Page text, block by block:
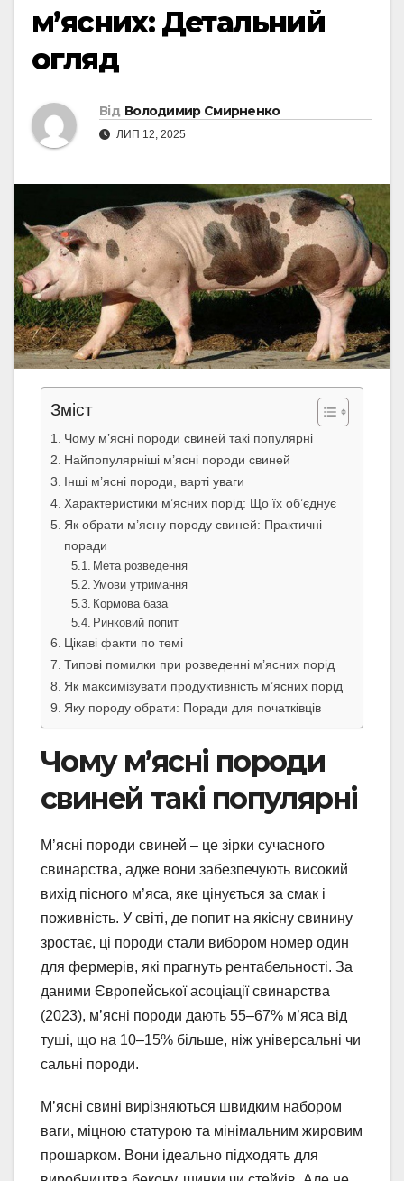
м’ясних: Детальний
огляд
Від Володимир Смирненко
ЛИП 12, 2025
Зміст
Чому м’ясні породи свиней такі популярні
Найпопулярніші м’ясні породи свиней
Інші м’ясні породи, варті уваги
Характеристики м’ясних порід: Що їх об’єднує
Як обрати м’ясну породу свиней: Практичні
поради
Мета розведення
Умови утримання
Кормова база
Ринковий попит
Цікаві факти по темі
Типові помилки при розведенні м’ясних порід
Як максимізувати продуктивність м’ясних порід
Яку породу обрати: Поради для початківців
Чому м’ясні породи
свиней такі популярні
М’ясні породи свиней – це зірки сучасного
свинарства, адже вони забезпечують високий
вихід пісного м’яса, яке цінується за смак і
поживність. У світі, де попит на якісну свинину
зростає, ці породи стали вибором номер один
для фермерів, які прагнуть рентабельності. За
даними Європейської асоціації свинарства
(2023), м’ясні породи дають 55–67% м’яса від
туші, що на 10–15% більше, ніж універсальні чи
сальні породи.
М’ясні свині вирізняються швидким набором
ваги, міцною статурою та мінімальним жировим
прошарком. Вони ідеально підходять для